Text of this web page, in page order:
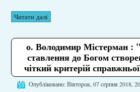
Читати далі
о. Володимир Містерман :
ставлення до Богом
чіткий критерій
Опубліковано: Вівторок, 07 серпня 2018,